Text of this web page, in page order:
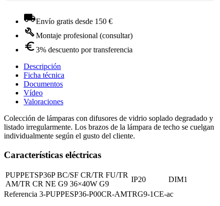
Envío gratis desde 150 €
Montaje profesional (consultar)
3% descuento por transferencia
Descripción
Ficha técnica
Documentos
Vídeo
Valoraciones
Colección de lámparas con difusores de vidrio soplado degradado y
listado irregularmente. Los brazos de la lámpara de techo se cuelgan
individualmente según el gusto del cliente.
Características eléctricas
PUPPETSP36P BC/SF CR/TR FU/TR
AM/TR CR NE G9 36×40W G9
IP20
DIM1
Referencia 3-PUPPESP36-P00CR-AMTRG9-1CE-ac